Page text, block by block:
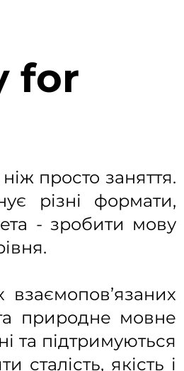
for
просто заняття.
різні формати,
- зробити мову
природне мовне
та підтримуються
якість і